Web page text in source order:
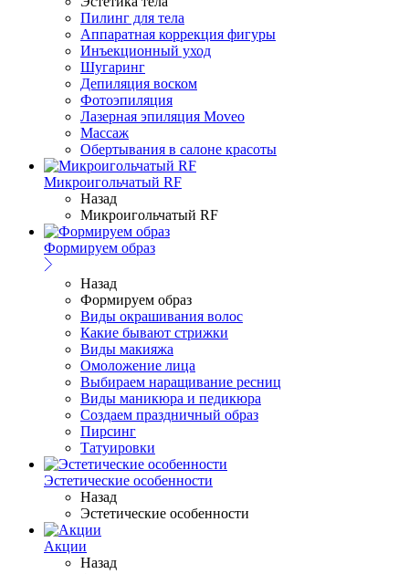
Пилинг для тела
Аппаратная коррекция фигуры
Инъекционный уход
Шугаринг
Депиляция воском
Фотоэпиляция
Лазерная эпиляция Moveo
Массаж
Обертывания в салоне красоты
Микроигольчатый RF
Назад
Микроигольчатый RF
Формируем образ
Назад
Формируем образ
Виды окрашивания волос
Какие бывают стрижки
Виды макияжа
Омоложение лица
Выбираем наращивание ресниц
Виды маникюра и педикюра
Создаем праздничный образ
Пирсинг
Татуировки
Эстетические особенности
Назад
Эстетические особенности
Акции
Назад